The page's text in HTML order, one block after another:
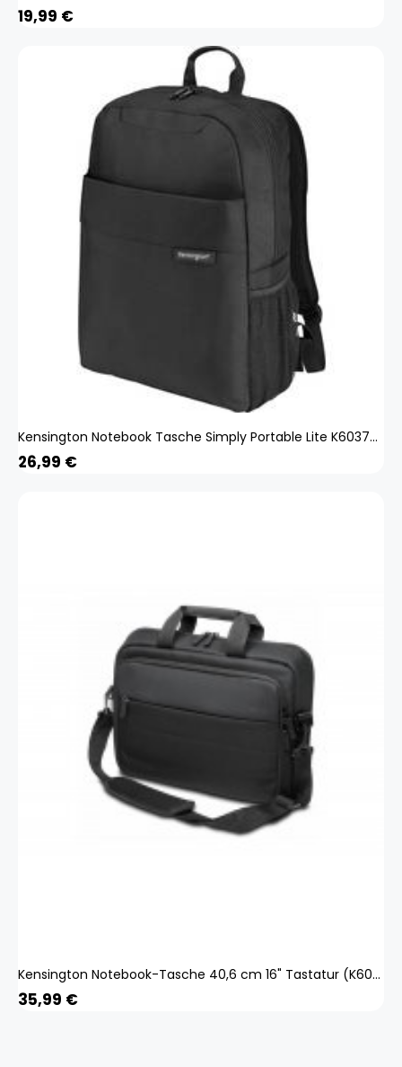
19,99 €
Kensington Notebook Tasche Simply Portable Lite K60378WW
26,99 €
Kensington Notebook-Tasche 40,6 cm 16" Tastatur (K60390WW)
35,99 €